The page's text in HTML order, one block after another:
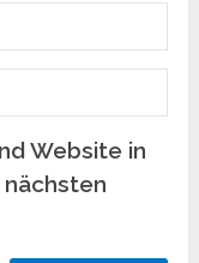
Website in